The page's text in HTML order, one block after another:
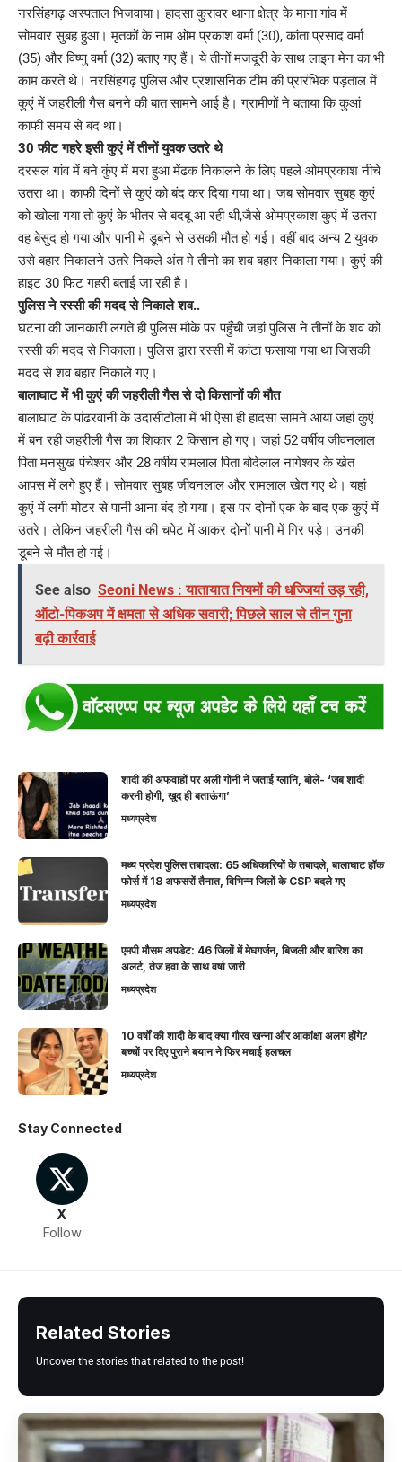
नरसिंहगढ़ अस्पताल भिजवाया। हादसा कुरावर थाना क्षेत्र के माना गांव में
सोमवार सुबह हुआ। मृतकों के नाम ओम प्रकाश वर्मा (30), कांता प्रसाद वर्मा
(35) और विष्णु वर्मा (32) बताए गए हैं। ये तीनों मजदूरी के साथ लाइन मेन का भी
काम करते थे। नरसिंहगढ़ पुलिस और प्रशासनिक टीम की प्रारंभिक पड़ताल में
कुएं में जहरीली गैस बनने की बात सामने आई है। ग्रामीणों ने बताया कि कुआं
काफी समय से बंद था।
30 फीट गहरे इसी कुएं में तीनों युवक उतरे थे
दरसल गांव में बने कुंए में मरा हुआ मेंढक निकालने के लिए पहले ओमप्रकाश नीचे
उतरा था। काफी दिनों से कुएं को बंद कर दिया गया था। जब सोमवार सुबह कुएं
को खोला गया तो कुएं के भीतर से बदबू आ रही थी,जैसे ओमप्रकाश कुएं में उतरा
वह बेसुद हो गया और पानी मे डूबने से उसकी मौत हो गई। वहीं बाद अन्य 2 युवक
उसे बहार निकालने उतरे निकले अंत मे तीनो का शव बहार निकाला गया। कुएं की
हाइट 30 फिट गहरी बताई जा रही है।
पुलिस ने रस्सी की मदद से निकाले शव..
घटना की जानकारी लगते ही पुलिस मौके पर पहुँची जहां पुलिस ने तीनों के शव को
रस्सी की मदद से निकाला। पुलिस द्वारा रस्सी में कांटा फसाया गया था जिसकी
मदद से शव बहार निकाले गए।
बालाघाट में भी कुएं की जहरीली गैस से दो किसानों की मौत
बालाघाट के पांढरवानी के उदासीटोला में भी ऐसा ही हादसा सामने आया जहां कुएं
में बन रही जहरीली गैस का शिकार 2 किसान हो गए। जहां 52 वर्षीय जीवनलाल
पिता मनसुख पंचेश्वर और 28 वर्षीय रामलाल पिता बोदेलाल नागेश्वर के खेत
आपस में लगे हुए हैं। सोमवार सुबह जीवनलाल और रामलाल खेत गए थे। यहां
कुएं में लगी मोटर से पानी आना बंद हो गया। इस पर दोनों एक के बाद एक कुएं में
उतरे। लेकिन जहरीली गैस की चपेट में आकर दोनों पानी में गिर पड़े। उनकी
डूबने से मौत हो गई। ​​​​​​
See also Seoni News : यातायात नियमों की धज्जियां उड़ रही,
ऑटो-पिकअप में क्षमता से अधिक सवारी; पिछले साल से तीन गुना
बढ़ी कार्रवाई
शादी की अफवाहों पर अली गोनी ने जताई ग्लानि, बोले- ‘जब शादी
करनी होगी, खुद ही बताऊंगा’
मध्यप्रदेश
मध्य प्रदेश पुलिस तबादला: 65 अधिकारियों के तबादले, बालाघाट हॉक
फोर्स में 18 अफसरों तैनात, विभिन्न जिलों के CSP बदले गए
मध्यप्रदेश
एमपी मौसम अपडेट: 46 जिलों में मेघगर्जन, बिजली और बारिश का
अलर्ट, तेज हवा के साथ वर्षा जारी
मध्यप्रदेश
10 वर्षों की शादी के बाद क्या गौरव खन्ना और आकांक्षा अलग होंगे?
बच्चों पर दिए पुराने बयान ने फिर मचाई हलचल
मध्यप्रदेश
Stay Connected
X
Follow
Related Stories
Uncover the stories that related to the post!